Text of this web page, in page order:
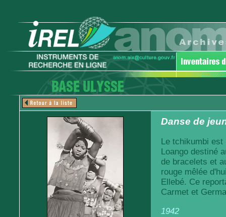
Danse de
Le tchikumbi est
Loango destiné
de bracelets et
rouge mêlée
Ellebé. Ce
Carmet et
1942